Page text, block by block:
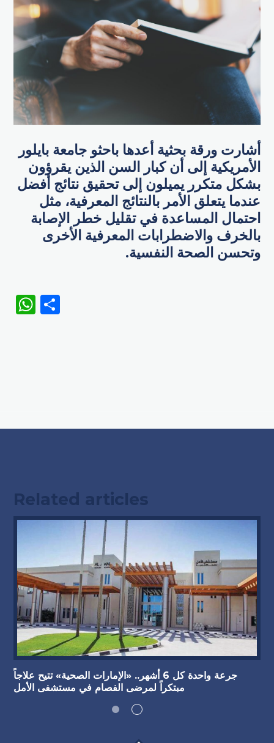
أشارت ورقة بحثية أعدها باحثو جامعة بايلور
الأمريكية إلى أن كبار السن الذين يقرؤون
بشكل متكرر يميلون إلى تحقيق نتائج أفضل
عندما يتعلق الأمر بالنتائج المعرفية، مثل
احتمال المساعدة في تقليل خطر الإصابة
بالخرف والاضطرابات المعرفية الأخرى
وتحسن الصحة النفسية.
WhatsApp
Related articles
جرعة واحدة كل 6 أشهر.. «الإمارات الصحية» تتيح علاجاً
مبتكراً لمرضى الفصام في مستشفى الأمل